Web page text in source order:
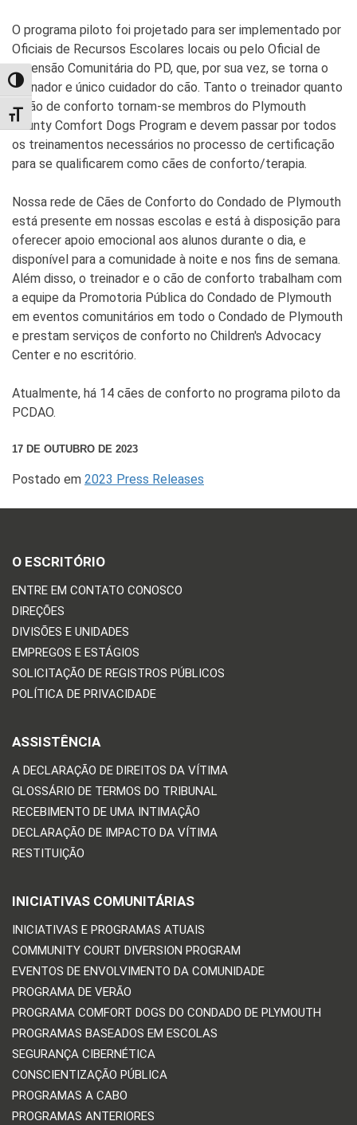
TOGGLE HIGH CONTRAST
TOGGLE FONT SIZE
O programa piloto foi projetado para ser implementado por
Oficiais de Recursos Escolares locais ou pelo Oficial de
Extensão Comunitária do PD, que, por sua vez, se torna o
treinador e único cuidador do cão. Tanto o treinador quanto
o cão de conforto tornam-se membros do Plymouth
County Comfort Dogs Program e devem passar por todos
os treinamentos necessários no processo de certificação
para se qualificarem como cães de conforto/terapia.
Nossa rede de Cães de Conforto do Condado de Plymouth
está presente em nossas escolas e está à disposição para
oferecer apoio emocional aos alunos durante o dia, e
disponível para a comunidade à noite e nos fins de semana.
Além disso, o treinador e o cão de conforto trabalham com
a equipe da Promotoria Pública do Condado de Plymouth
em eventos comunitários em todo o Condado de Plymouth
e prestam serviços de conforto no Children's Advocacy
Center e no escritório.
Atualmente, há 14 cães de conforto no programa piloto da
PCDAO.
17 DE OUTUBRO DE 2023
Postado em 2023 Press Releases
O ESCRITÓRIO
ENTRE EM CONTATO CONOSCO
DIREÇÕES
DIVISÕES E UNIDADES
EMPREGOS E ESTÁGIOS
SOLICITAÇÃO DE REGISTROS PÚBLICOS
POLÍTICA DE PRIVACIDADE
ASSISTÊNCIA
A DECLARAÇÃO DE DIREITOS DA VÍTIMA
GLOSSÁRIO DE TERMOS DO TRIBUNAL
RECEBIMENTO DE UMA INTIMAÇÃO
DECLARAÇÃO DE IMPACTO DA VÍTIMA
RESTITUIÇÃO
INICIATIVAS COMUNITÁRIAS
INICIATIVAS E PROGRAMAS ATUAIS
COMMUNITY COURT DIVERSION PROGRAM
EVENTOS DE ENVOLVIMENTO DA COMUNIDADE
PROGRAMA DE VERÃO
PROGRAMA COMFORT DOGS DO CONDADO DE PLYMOUTH
PROGRAMAS BASEADOS EM ESCOLAS
SEGURANÇA CIBERNÉTICA
CONSCIENTIZAÇÃO PÚBLICA
PROGRAMAS A CABO
PROGRAMAS ANTERIORES